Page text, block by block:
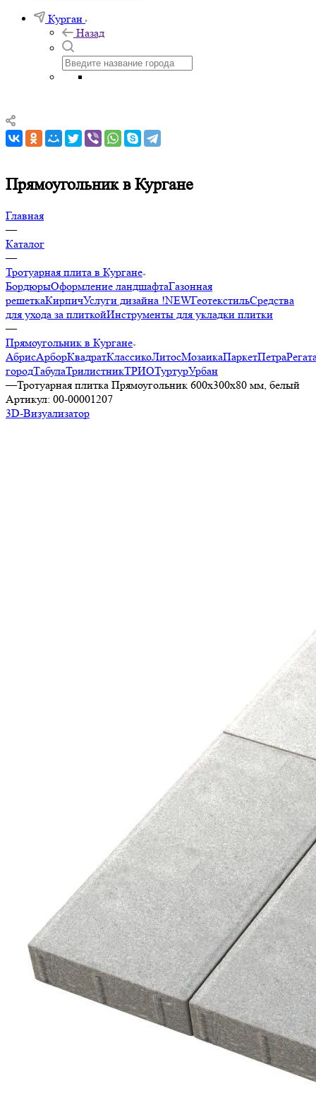
Курган
Назад
Прямоугольник в Кургане
Главная
—
Каталог
—
Тротуарная плита в Кургане
БордюрыОформление ландшафтаГазонная
решеткаКирпичУслуги дизайна !NEWГеотекстильСредства
для ухода за плиткойИнструменты для укладки плитки
—
Прямоугольник в Кургане
АбрисАрборКвадратКлассикоЛитосМозаикаПаркетПетра
городТабулаТрилистникТРИОТуртурУрбан
—Тротуарная плитка Прямоугольник 600х300х80 мм, белый
Артикул: 00-00001207
3D-Визуализатор